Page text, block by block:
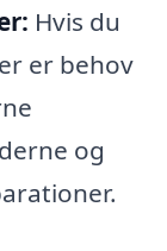
Hvis du
er behov
og